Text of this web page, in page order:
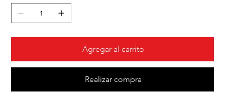
Agregar al carrito
Realizar compra